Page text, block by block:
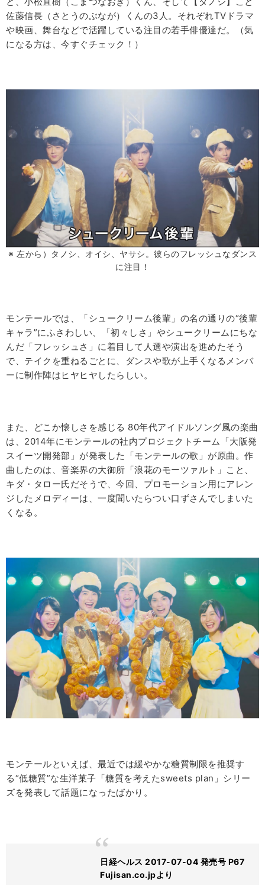
佐藤信長（さとうのぶなが）くんの3人。それぞれTVドラマ
や映画、舞台などで活躍している注目の若手俳優達だ。（気
になる方は、今すぐチェック！）
※ 左から）タノシ、オイシ、ヤサシ。彼らのフレッシュなダンス
に注目！
モンテールでは、「シュークリーム後輩」の名の通りの“後輩
キャラ”にふさわしい、「初々しさ」やシュークリームにちな
んだ 「フレッシュさ」に着目して人選や演出を進めたそう
で、テイクを重ねるごとに、ダンスや歌が上手くなるメンバ
ーに制作陣はヒヤヒヤしたらしい。
また、どこか懐しさを感じる 80年代アイドルソング風の楽曲
は、2014年にモンテールの社内プロジェクトチーム「大阪発
スイーツ開発部」が発表した「モンテールの歌」が原曲。作
曲したのは、音楽界の大御所「浪花のモーツァルト」こと、
キダ・タロー氏だそうで、今回、プロモーション用にアレン
ジしたメロディーは、一度聞いたらつい口ずさんでしまいた
くなる。
モンテールといえば、最近では緩やかな糖質制限を推奨す
る“低糖質”な生洋菓子「糖質を考えたsweets plan」シリー
ズを発表して話題になったばかり。
日経ヘルス 2017-07-04 発売号 P67
Fujisan.co.jpより